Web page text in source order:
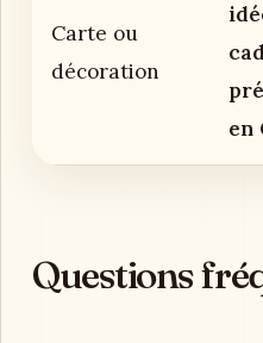
Carte ou
décoration
en
Questions